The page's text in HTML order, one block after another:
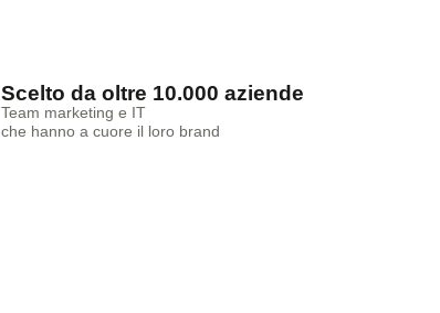
Scelto da oltre 10.000 aziende
Team marketing e IT
che hanno a cuore il loro brand